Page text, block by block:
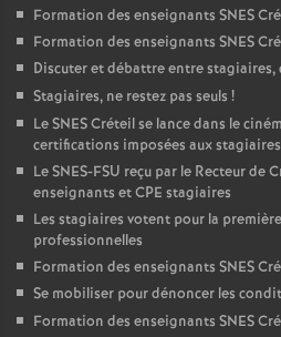
Formation des enseignants SNES
Formation des enseignants SNES
Discuter et débattre entre stagiaires,
Stagiaires, ne restez pas seuls !
LeSNESCréteil se lance dans le
certifications imposées aux stagiaires
LeSNES-FSU reçu par le Recteur de
enseignants etCPE stagiaires
Les stagiaires votent pour la
professionnelles
Formation des enseignants SNES
Se mobiliser pour dénoncer les
Formation des enseignants SNES